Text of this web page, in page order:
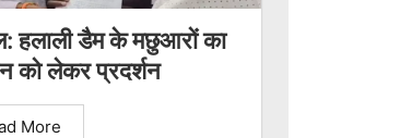
हलाली डैम के मछुआरों का
को लेकर प्रदर्शन
More